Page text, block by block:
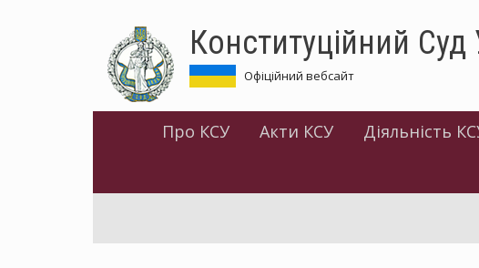
Конституційний Суд
Офіційний вебсайт
Про КСУ Акти КСУ Діяльність